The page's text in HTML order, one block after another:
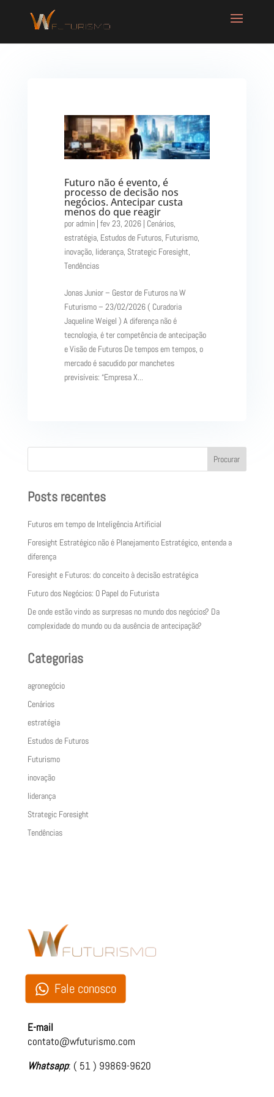
Futuro não é evento, é
processo de decisão nos
negócios. Antecipar custa
menos do que reagir
por admin| fev 23, 2026| Cenários,
estratégia, Estudos de Futuros, Futurismo,
inovação, liderança, Strategic Foresight
Tendências
Jonas Junior – Gestor de Futuros na W
Futurismo – 23/02/2026 ( Curadoria
Jaqueline Weigel ) A diferença não é
tecnologia, é ter competência de antecipação
e Visão de Futuros De tempos em tempos, o
mercado é sacudido por manchetes
previsíveis: “Empresa X...
Procurar
Posts recentes
Futuros em tempo de Inteligência Artificial
Foresight Estratégico não é Planejamento Estratégico, entenda a
diferença
Foresight e Futuros: do conceito à decisão estratégica
Futuro dos Negócios: O Papel do Futurista
De onde estão vindo as surpresas no mundo dos negócios? Da
complexidade do mundo ou da ausência de antecipação?
Categorias
agronegócio
Cenários
estratégia
Estudos de Futuros
Futurismo
inovação
liderança
Strategic Foresight
Tendências
Fale conosco
E-mail
contato@wfuturismo.com
Whatsapp: ( 51 ) 99869-9620